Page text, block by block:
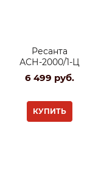
Ресанта
АСН-2000/1-Ц
6 499 руб.
КУПИТЬ